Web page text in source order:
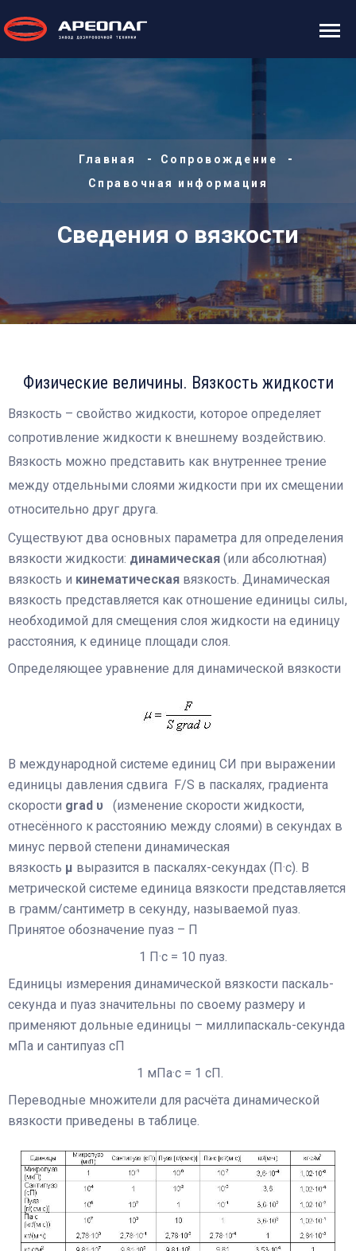
Главная
Сопровождение
Справочная информация
Сведения о вязкости
Физические величины. Вязкость жидкости
Вязкость – свойство жидкости, которое определяет
сопротивление жидкости к внешнему воздействию.
Вязкость можно представить как внутреннее трение
между отдельными слоями жидкости при их смещении
относительно друг друга.
Существуют два основных параметра для определения
вязкости жидкости: динамическая (или абсолютная)
вязкость и кинематическая вязкость. Динамическая
вязкость представляется как отношение единицы силы,
необходимой для смещения слоя жидкости на единицу
расстояния, к единице площади слоя.
Определяющее уравнение для динамической вязкости
В международной системе единиц СИ при выражении
единицы давления сдвига F/S в паскалях, градиента
скорости grad υ
(изменение скорости жидкости,
отнесённого к расстоянию между слоями) в секундах в
минус первой степени динамическая
вязкость µ выразится в паскалях-секундах (П·с). В
метрической системе единица вязкости представляется
в грамм/сантиметр в секунду, называемой пуаз.
Принятое обозначение пуаз – П
1 П·с = 10 пуаз.
Единицы измерения динамической вязкости паскаль-
секунда и пуаз значительны по своему размеру и
применяют дольные единицы – миллипаскаль-секунда
мПа и сантипуаз сП
1 мПа·с = 1 сП.
Переводные множители для расчёта динамической
вязкости приведены в таблице.